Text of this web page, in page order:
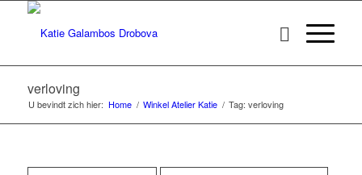
verloving
U bevindt zich hier: Home / Winkel Atelier Katie / Tag: verloving